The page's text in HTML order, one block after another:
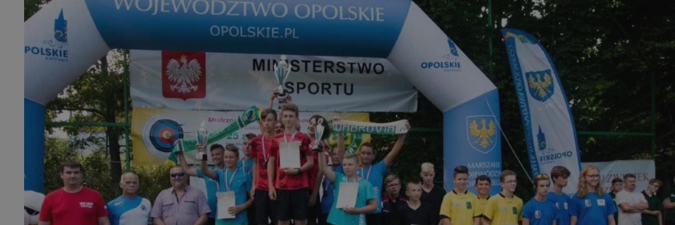
SessID rudaslaska.com.pl 1 rok
Ten plik cookie przechowuje identyfikator sesji.
1 rok
Ten plik cookie przechowuje identyfikator sesji.
rudaslaska.com.pl
Ten plik cookie przechowuje identyfikator sesji.
msToken
.tiktok.com
Ten plik cookie jest używany do celów
uwierzytelniania i bezpieczeństwa, zapewniając, że
użytkownicy pozostają zalogowani, a ich dane są
zabezpieczone, jak poruszać się przez witrynę
__cf_bm
Cloudflare Inc.
.x.com
30 minut
Ten plik cookie służy do rozróżniania ludzi i botów.
Jest to korzystne dla strony internetowej, ponieważ
umożliwia tworzenie ważnych raportów na temat
korzystania z jej witryny internetowej.
__cf_bm
Cloudflare Inc.
.twitter.com
29 minut 59
sekund
Ten plik cookie służy do rozróżniania ludzi i botów.
Jest to korzystne dla strony internetowej, ponieważ
umożliwia tworzenie ważnych raportów na temat
korzystania z jej witryny internetowej.
VISITOR_PRIVACY_METADATA
YouTube
.youtube.com
5 miesięcy 4
tygodnie
Ten plik cookie jest używany do przechowywania
zgody użytkownika i wyboru prywatności dla ich
interakcji z witryną. Rejestruje dane dotyczące
zgody odwiedzającego na różne polityki i
ustawienia prywatności, zapewniając, że ich
preferencje zostaną uhonorowane w przyszłych
sesjach.
CookieScriptConsent
CookieScript
4 tygodnie 2 dni
Ten plik cookie jest używany przez usługę Cookie-
Polityce prywatności Google